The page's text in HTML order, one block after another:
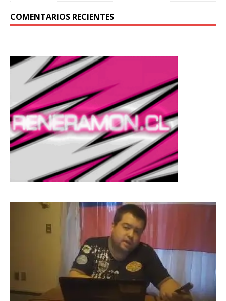
COMENTARIOS RECIENTES